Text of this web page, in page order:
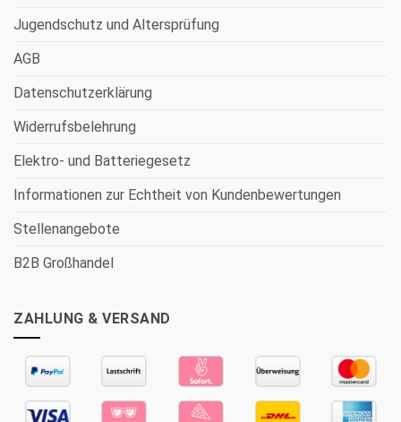
Jugendschutz und Altersprüfung
AGB
Datenschutzerklärung
Widerrufsbelehrung
Elektro- und Batteriegesetz
Informationen zur Echtheit von Kundenbewertungen
Stellenangebote
B2B Großhandel
ZAHLUNG & VERSAND